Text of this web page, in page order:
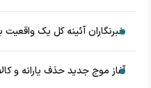
خبرنگاران آئینه کل یک واقعیت
آغاز موج جدید حذف یارانه و